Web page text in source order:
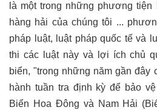
là một trong những phương
hàng hải của chúng tôi ...
pháp luật, luật pháp quốc tế và
thi các luật này và lợi ích chủ
biển, "trong những năm gần đây
hành tuần tra định kỳ để bảo
Biển Hoa Đông và Nam Hải